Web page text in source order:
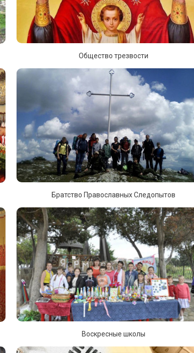
Общество трезвости
Братство Православных Следопытов
Воскресные школы